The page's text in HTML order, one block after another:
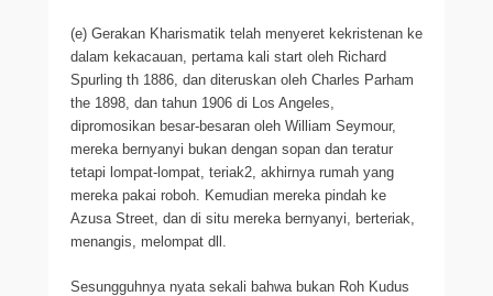
(e) Gerakan Kharismatik telah menyeret kekristenan ke
dalam kekacauan, pertama kali start oleh Richard
Spurling th 1886, dan diteruskan oleh Charles Parham
the 1898, dan tahun 1906 di Los Angeles,
dipromosikan besar-besaran oleh William Seymour,
mereka bernyanyi bukan dengan sopan dan teratur
tetapi lompat-lompat, teriak2, akhirnya rumah yang
mereka pakai roboh. Kemudian mereka pindah ke
Azusa Street, dan di situ mereka bernyanyi, berteriak,
menangis, melompat dll.
Sesungguhnya nyata sekali bahwa bukan Roh Kudus